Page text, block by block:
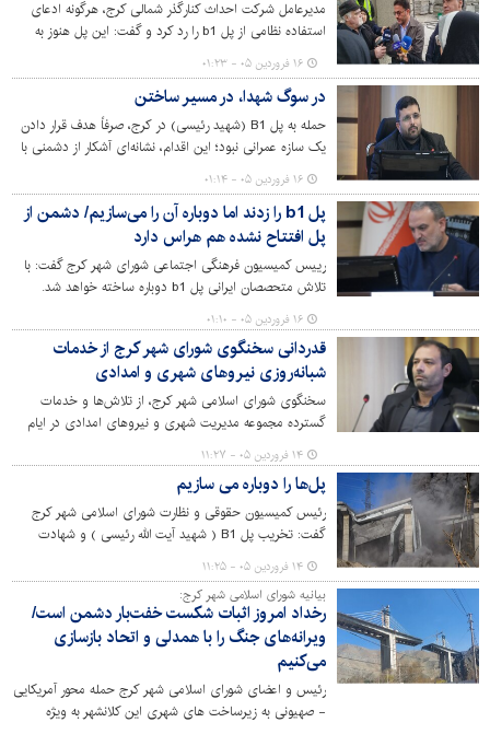
مدیرعامل شرکت احداث کنارگذر شمالی کرج، هرگونه ادعای
استفاده نظامی از پل b1 را رد کرد و گفت: این پل هنوز به
بهره‌برداری نرسیده بود.
۱۶ فروردین ۰۵ - ۰۱:۲۳
در سوگ شهدا، در مسیر ساختن
حمله به پل B1 (شهید رئیسی) در کرج، صرفاً هدف قرار دادن
یک سازه عمرانی نبود؛ این اقدام، نشانه‌ای آشکار از دشمنی با
روند توسعه شهری و تلاشی برای ایجاد اخلال در زندگی روزمره
شهروندان است. پلی که با سال‌ها تلاش شبانه‌روزی
متخصصان، مهندسان و کارگران این سرزمین ساخته شد،
امروز آسیب دیده؛ اما آنچه پابرجاست، اراده‌ای است که این
شهر را ساخته و باز هم خواهد ساخت.
۱۶ فروردین ۰۵ - ۰۱:۱۴
پل b1 را زدند اما دوباره آن را می‌سازیم/ دشمن از
پل افتتاح نشده هم هراس دارد
رییس کمیسیون فرهنگی اجتماعی شورای شهر کرج گفت: با
تلاش متحصصان ایرانی پل b1 دوباره ساخته خواهد شد.
۱۶ فروردین ۰۵ - ۰۱:۱۰
قدردانی سخنگوی شورای شهر کرج از خدمات
شبانه‌روزی نیروهای شهری و امدادی
سخنگوی شورای اسلامی شهر کرج، از تلاش‌ها و خدمات
گسترده مجموعه مدیریت شهری و نیروهای امدادی در ایام
جنگ تحمیلی قدردانی کرد.
۱۴ فروردین ۰۵ - ۱۱:۲۷
پل‌ها را دوباره می سازیم
رئیس کمیسیون حقوقی و نظارت شورای اسلامی شهر کرج
گفت: تخریب پل B1 ( شهید آیت الله رئیسی ) و شهادت
مظلومانه شهروندان سند آشکار تجاوز غیر قانونی یک دولت
متخاصم علیه ملت ایران و سازه های شهری است که حتماً
باید از طرق مقتضی پیگیری حقوقی و بین المللی گردد.
۱۴ فروردین ۰۵ - ۱۱:۲۵
بیانیه شورای اسلامی شهر کرج:
رخداد امروز اثبات شکست خفت‌بار دشمن است/
ویرانه‌های جنگ را با همدلی و اتحاد بازسازی
می‌کنیم
رئیس ‌و اعضای شورای اسلامی شهر کرج حمله محور آمریکایی
- صهیونی به زیرساخت های شهری این کلانشهر به ویژه